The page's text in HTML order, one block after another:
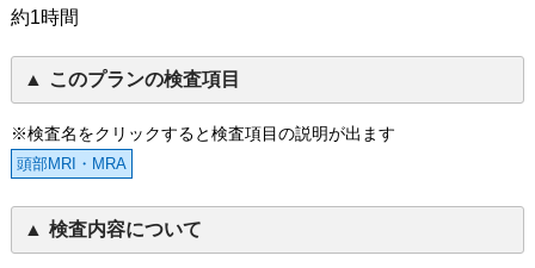
約1時間
このプランの検査項目
※検査名をクリックすると検査項目の説明が出ます
頭部MRI・MRA
検査内容について